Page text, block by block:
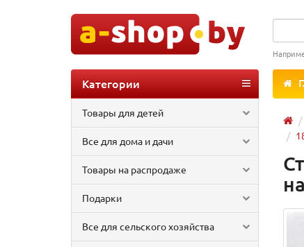
Категории
Товары для детей
Все для дома и дачи
Товары на распродаже
Подарки
Все для сельского хозяйства